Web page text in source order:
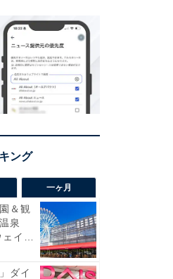
一ヶ月
＆観
泉
イオ
ダイ